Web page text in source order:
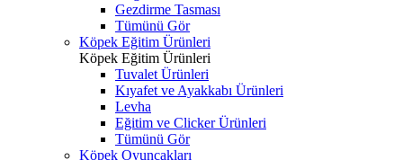
Gezdirme Tasması
Tümünü Gör
Köpek Eğitim Ürünleri
Köpek Eğitim Ürünleri
Tuvalet Ürünleri
Kıyafet ve Ayakkabı Ürünleri
Levha
Eğitim ve Clicker Ürünleri
Tümünü Gör
Köpek Oyuncakları